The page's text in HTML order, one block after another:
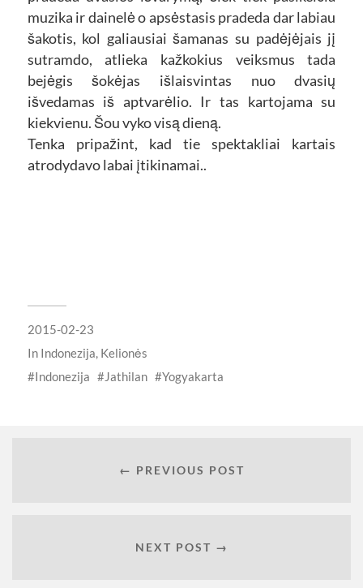
muzika ir dainelė o apsėstasis pradeda dar labiau
šakotis, kol galiausiai šamanas su padėjėjais jį
sutramdo, atlieka kažkokius veiksmus tada
bejėgis šokėjas išlaisvintas nuo dvasių
išvedamas iš aptvarėlio. Ir tas kartojama su
kiekvienu. Šou vyko visą dieną.
Tenka pripažint, kad tie spektakliai kartais
atrodydavo labai įtikinamai..
2015-02-23
In Indonezija, Kelionės
Indonezija
Jathilan Yogyakarta
← PREVIOUS POST
NEXT POST →